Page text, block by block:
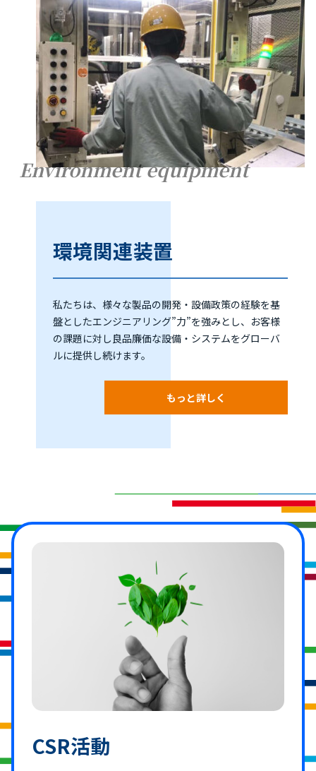
Environment equipment
環境関連装置
私たちは、様々な製品の開発・設備政策の経験を基
盤としたエンジニアリング”力”を強みとし、お客様
の課題に対し良品廉価な設備・システムをグローバ
ルに提供し続けます。
もっと詳しく
CSR活動